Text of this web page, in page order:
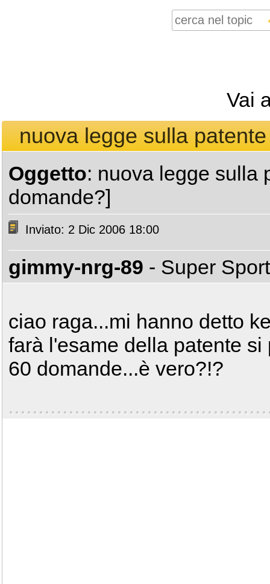
Vai
nuova legge sulla
Oggetto: nuova legge sulla
domande?]
Inviato: 2 Dic 2006 18:00
gimmy-nrg-89 - Super
ciao raga...mi hanno detto
farà l'esame della patente
60 domande...è vero?!?